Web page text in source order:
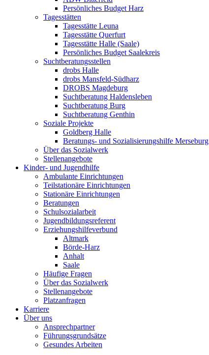
Persönliches Budget Harz
Tagesstätten
Tagesstätte Leuna
Tagesstätte Querfurt
Tagesstätte Halle (Saale)
Persönliches Budget Saalekreis
Suchtberatungsstellen
drobs Halle
drobs Mansfeld-Südharz
DROBS Magdeburg
Suchtberatung Haldensleben
Suchtberatung Burg
Suchtberatung Genthin
Soziale Projekte
Goldberg Halle
Beratungs- und Sozialisierungshilfe Merseburg
Über das Sozialwerk
Stellenangebote
Kinder- und Jugendhilfe
Ambulante Einrichtungen
Teilstationäre Einrichtungen
Stationäre Einrichtungen
Beratungen
Schulsozialarbeit
Jugendbildungsreferent
Erziehungshilfeverbund
Altmark
Börde-Harz
Anhalt
Saale
Häufige Fragen
Über das Sozialwerk
Stellenangebote
Platzanfragen
Karriere
Über uns
Ansprechpartner
Führungsgrundsätze
Gesundes Arbeiten